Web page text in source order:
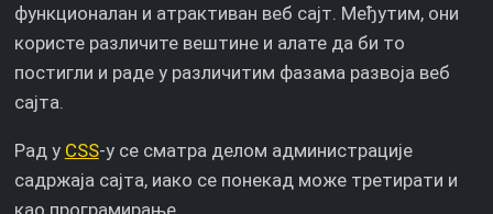
функционалан и атрактиван веб сајт. Међутим, они
користе различите вештине и алате да би то
постигли и раде у различитим фазама развоја веб
сајта.
Рад у CSS-у се сматра делом администрације
садржаја сајта, иако се понекад може третирати и
као програмирање.